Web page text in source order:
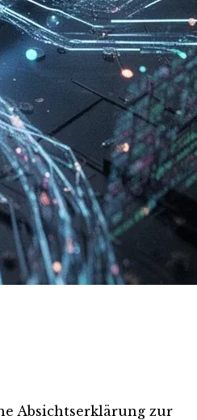
Absichtserklärung zur